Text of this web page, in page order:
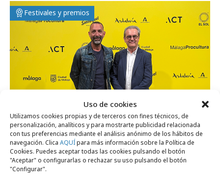
Uso de cookies
Utilizamos cookies propias y de terceros con fines técnicos, de
personalización, analíticos y para mostrarte publicidad relacionada
con tus preferencias mediante el análisis anónimo de los hábitos de
navegación. Clica AQUÍpara más información sobre la Política de
Cookies. Puedes aceptar todas las cookies pulsando el botón
"Aceptar" o configurarlas o rechazar su uso pulsando el botón
"Configurar".
Festivales y premios
jueves, 28 de mayo 2026
El Sol da el pistoletazo de salida a su 40ª
edición